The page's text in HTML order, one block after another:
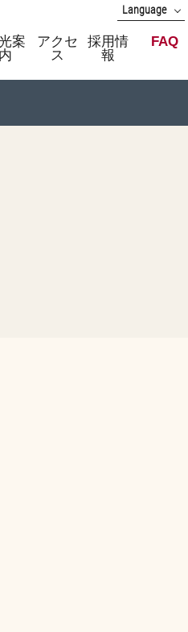
案
内
アクセ
ス
採用情
報
FAQ
Language
中文(繁體字)